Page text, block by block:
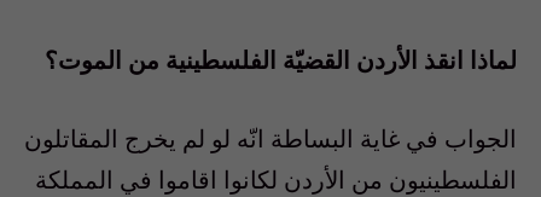
لماذا انقذ الأردن القضيّة الفلسطينية من الموت؟
الجواب في غاية البساطة انّه لو لم يخرج المقاتلون
الفلسطينيون من الأردن لكانوا اقاموا في المملكة